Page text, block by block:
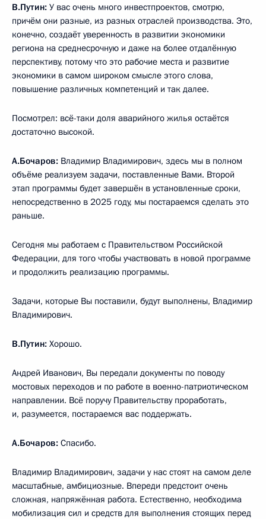
В.Путин: У вас очень много инвестпроектов, смотрю,
причём они разные, из разных отраслей производства. Это,
конечно, создаёт уверенность в развитии экономики
региона на среднесрочную и даже на более отдалённую
перспективу, потому что это рабочие места и развитие
экономики в самом широком смысле этого слова,
повышение различных компетенций и так далее.
Посмотрел: всё-таки доля аварийного жилья остаётся
достаточно высокой.
А.Бочаров: Владимир Владимирович, здесь мы в полном
объёме реализуем задачи, поставленные Вами. Второй
этап программы будет завершён в установленные сроки,
непосредственно в 2025 году, мы постараемся сделать это
раньше.
Сегодня мы работаем с Правительством Российской
Федерации, для того чтобы участвовать в новой программе
и продолжить реализацию программы.
Задачи, которые Вы поставили, будут выполнены, Владимир
Владимирович.
В.Путин: Хорошо.
Андрей Иванович, Вы передали документы по поводу
мостовых переходов и по работе в военно-патриотическом
направлении. Всё поручу Правительству проработать,
и, разумеется, постараемся вас поддержать.
А.Бочаров: Спасибо.
Владимир Владимирович, задачи у нас стоят на самом деле
масштабные, амбициозные. Впереди предстоит очень
сложная, напряжённая работа. Естественно, необходима
мобилизация сил и средств для выполнения стоящих перед